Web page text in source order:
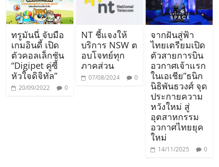
ทรูมันนี่ จับมือ
เกมอินดี้ เปิด
ตัวคอลเล็กชัน
“Digipet คู่ซี้
หัวใจดิจิทัล”
20/09/2022 0
NT ชี้แจงให้
บริการ NSW ต
อบโจทย์ทุก
ภาคส่วน
07/08/2024 0
จากฝันสู่ฟ้า
ไทยเตรียมเปิด
ตัวสายการบิน
อวกาศเจ้าแรก
ในเอเชีย”ธนิก
นิธิพันธวงศ์ จุด
ประกายความ
หวังใหม่ สู่
อุตสาหกรรม
อวกาศไทยยุค
ใหม่
14/11/2025 0